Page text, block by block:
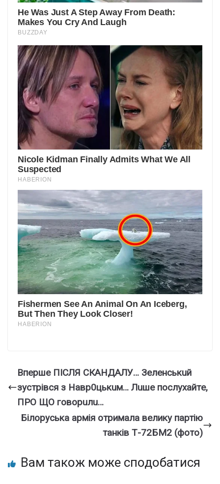
Впepшe ПІCЛЯ CКAНДAЛУ… Зeлeнcькuй
зycтpiвcя з Нaвp0цькuм… Лuшe пocлyxaйтe,
ПPO ЩO гoвopuлu…
Білоруська армія отримала велику партію
танків Т-72БМ2 (фото)
Вам також може сподобатися